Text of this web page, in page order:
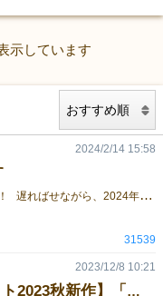
示しています
こ
んにちは、31539です！ 遅ればせながら、2024年春も出展させていただきます‼ 今回は既存作品7種類の販売になります。 少人数から大人数・ゲーム、様々なジャンルのゲームもあります！ まだ知らない方は是非是非見てみてください！ 既作7作のゲーム↓↓↓↓↓ みにまむ会議 https://gamemarket.jp/blog/179889 トリノス https://gamemarket.jp/blog/180034 GLOBULE ｰグロビュールｰ https://gamemarket.jp/game/179770 サンカンスシスライド https://gamemarket.jp/game/180128 はぐれちゃやーよ https://gamemarket.jp/game/180588 クリスマスマーケット～クリスマスツリーを作ろう～ https://gamemarket.jp/game/181784 ばしゃっと https://gamemarket.jp/game/182667 随時新作情報を更新していくので、今後も見ていただければ幸いです。 公式Twitterでも最新情報を投稿しております。良かったらこちらも見て頂ければ幸いです。 31539のTwitterはこちら↓↓↓↓↓↓↓↓↓ https://mobile.twitter.com/kcbg31539
2024/2/14 15:58
31539
【ゲームマーケット2023秋新作】「ばしゃっと」のコンポーネント紹介！
2023/12/8 10:21